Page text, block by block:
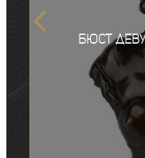
Бюст